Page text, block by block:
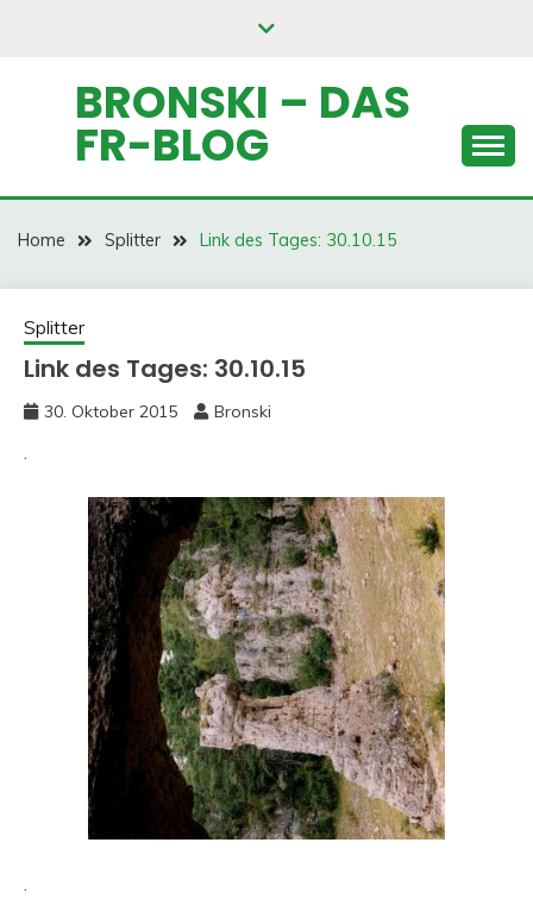
BRONSKI – DAS
FR-BLOG
Home Splitter Link des Tages: 30.10.15
Splitter
Link des Tages: 30.10.15
30. Oktober 2015 Bronski
.
.